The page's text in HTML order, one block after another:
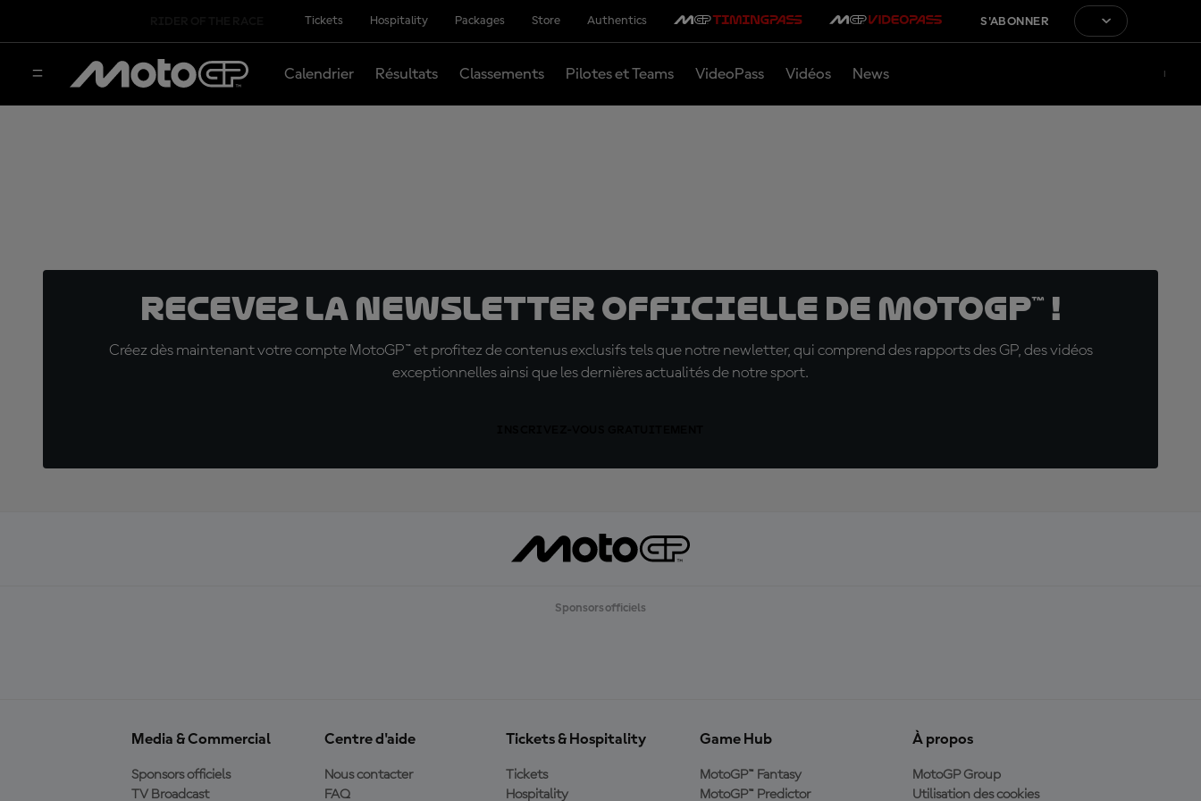
Tickets Hospitality Packages Store Authentics S'ABONNER
Calendrier Résultats Classements Pilotes et Teams VideoPass Vidéos News
Recevez la Newsletter officielle de MotoGP™ !
Créez dès maintenant votre compte MotoGP™ et profitez de contenus exclusifs tels que notre newletter, qui comprend des rapports des GP, des vidéos
exceptionnelles ainsi que les dernières actualités de notre sport.
Sponsors officiels
Media & Commercial
Sponsors officiels
TV Broadcast
Centre d'aide
Nous contacter
FAQ
Tickets & Hospitality
Tickets
Hospitality
Game Hub
MotoGP™ Fantasy
MotoGP™ Predictor
À propos
MotoGP Group
Utilisation des cookies